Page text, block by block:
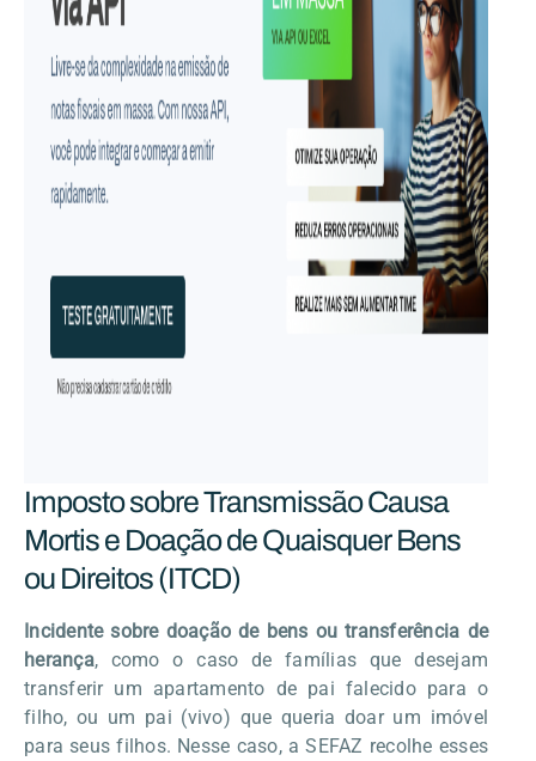
Imposto sobre Transmissão Causa
Mortis e Doação de Quaisquer Bens
ou Direitos (ITCD)
Incidente sobre doação de bens ou transferência de
herança, como o caso de famílias que desejam
transferir um apartamento de pai falecido para o
filho, ou um pai (vivo) que queria doar um imóvel
para seus filhos. Nesse caso, a SEFAZ recolhe esses